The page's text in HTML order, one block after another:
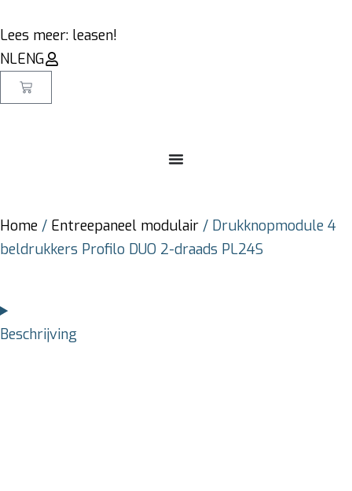
Lees meer: leasen!
NLENG
Home / Entreepaneel modulair / Drukknopmodule 4
beldrukkers Profilo DUO 2-draads PL24S
Beschrijving